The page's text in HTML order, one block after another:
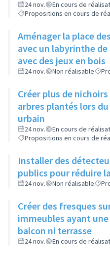
immeubles
24 nov.
En cours de
Propositions en cours de
Aménager la place
avec un labyrinthe
avec des jeux en bois
24 nov. Non réalisable
Créer plus de nichoirs dans les nouveaux
arbres plantés lors
urbain
24 nov.
En cours de
Propositions en cours de
Installer des
publics pour réduire
24 nov. Non réalisable
Créer des fresques
immeubles ayant
balcon ni terrasse
24 nov. En cours de